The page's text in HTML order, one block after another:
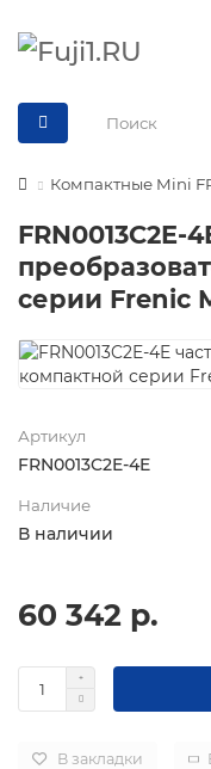
Компактные Mini
FRN0013C2E-
серии Frenic
Артикул
FRN0013C2E-4E
Наличие
В наличии
60 342 р.
В закладки